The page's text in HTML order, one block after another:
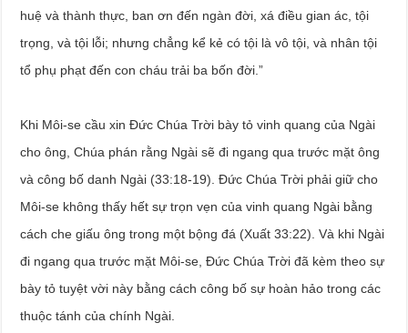
huệ và thành thực, ban ơn đến ngàn đời, xá điều gian ác, tội
trọng, và tội lỗi; nhưng chẳng kể kẻ có tội là vô tội, và nhân tội
tổ phụ phạt đến con cháu trải ba bốn đời.”
Khi Môi-se cầu xin Đức Chúa Trời bày tỏ vinh quang của Ngài
cho ông, Chúa phán rằng Ngài sẽ đi ngang qua trước mặt ông
và công bố danh Ngài (33:18-19). Đức Chúa Trời phải giữ cho
Môi-se không thấy hết sự trọn vẹn của vinh quang Ngài bằng
cách che giấu ông trong một bộng đá (Xuất 33:22). Và khi Ngài
đi ngang qua trước mặt Môi-se, Đức Chúa Trời đã kèm theo sự
bày tỏ tuyệt vời này bằng cách công bố sự hoàn hảo trong các
thuộc tánh của chính Ngài.